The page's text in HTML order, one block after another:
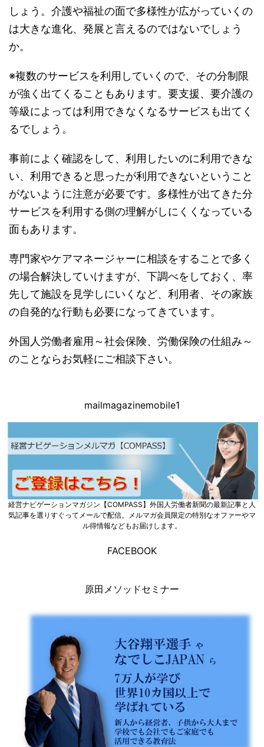
しょう。介護や福祉の面で多様性が広がっていくの
は大きな進化、発展と言えるのではないでしょう
か。
※複数のサービスを利用していくので、その分制限
が強く出てくることもあります。要支援、要介護の
等級によっては利用できなくなるサービスも出てく
るでしょう。
事前によく確認をして、利用したいのに利用できな
い、利用できると思ったが利用できないということ
がないように注意が必要です。多様性が出てきた分
サービスを利用する側の理解がしにくくなっている
面もあります。
専門家やケアマネージャーに相談をすることで多く
の場合解決していけますが、下調べをしておく、率
先して施設を見学しにいくなど、利用者、その家族
の自発的な行動も必要になってきています。
外国人労働者雇用～社会保険、労働保険の仕組み～
のことならお気軽にご相談下さい。
mailmagazinemobile1
経営ナビゲーションマガジン【COMPASS】外国人労働者新聞の最新記事と人
気記事を選りすぐってメールで配信。メルマガ会員限定の特別なオファーやマ
ル得情報などもお届けします。
FACEBOOK
原田メソッドセミナー